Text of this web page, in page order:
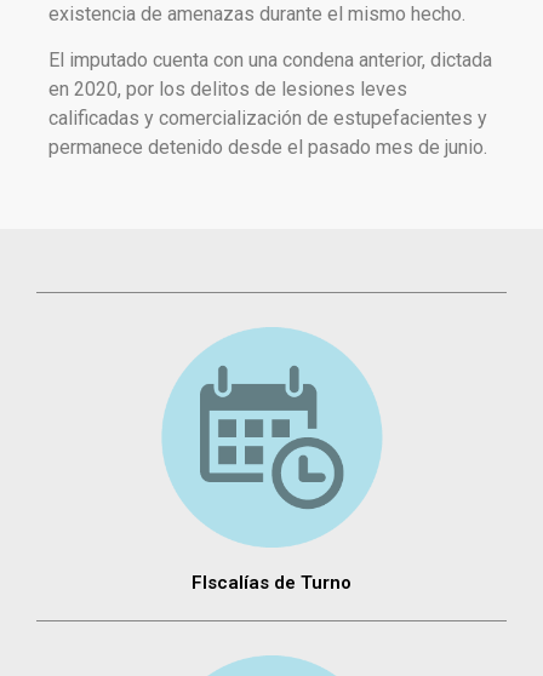
existencia de amenazas durante el mismo hecho.
El imputado cuenta con una condena anterior, dictada
en 2020, por los delitos de lesiones leves
calificadas y comercialización de estupefacientes y
permanece detenido desde el pasado mes de junio.
FIscalías de Turno